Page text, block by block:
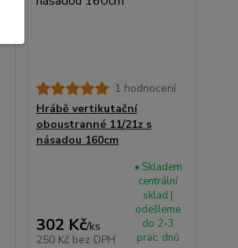
1 hodnocení
Hrábě vertikutační
oboustranné 11/21z s
násadou 160cm
302 Kč/ks
250 Kč bez DPH
• Skladem
centrální
sklad |
odešleme
do 2-3
prac. dnů